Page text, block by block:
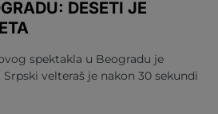
DESETI JE
spektakla u Beogradu je
velteraš je nakon 30 sekundi